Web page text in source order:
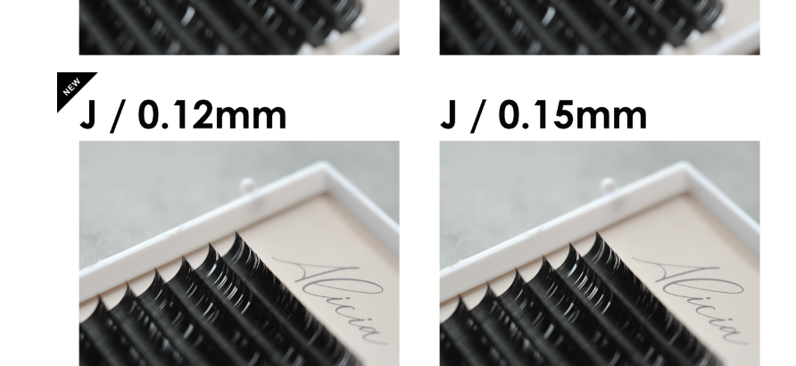
アリシアラッシュ Jカール 0.12mm
¥2,600
アリシアラッシュ Jカール 0.15mm
¥2,600